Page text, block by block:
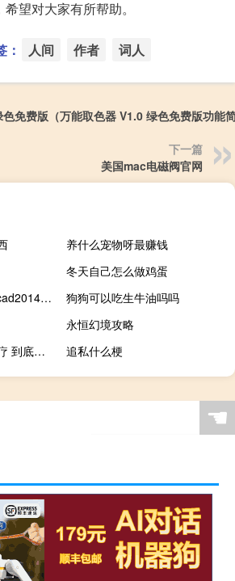
望对大家有所帮助。
： 人间 作者 词人
免费版（万能取色器 V1.0 绿色免费版功能
下一篇
美国mac电磁阀官网
养什么宠物呀最赚钱
冬天自己怎么做鸡蛋
cad2014安装教程（cad2014教程）
狗狗可以吃生牛油吗吗
永恒幻境攻略
直击引领区丨微创医疗 到底什么情况嘞
追私什么梗
☚